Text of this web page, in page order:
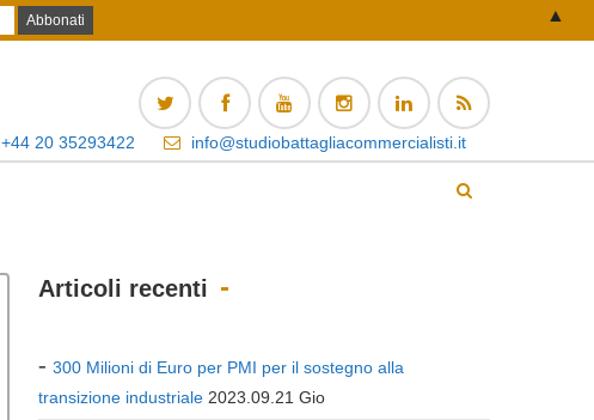
+44 20 35293422 info@studiobattagliacommercialisti.it
Articoli recenti
300 Milioni di Euro per PMI per il sostegno alla
transizione industriale 2023.09.21 Gio
▲